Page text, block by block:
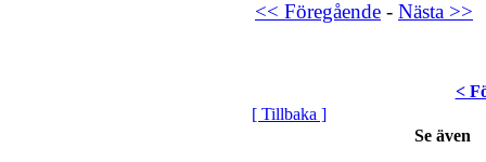
<< Föregående - Nästa >>
<
[ Tillbaka ]
Se även